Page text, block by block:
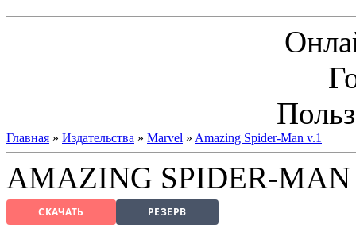
Главная » Издательства » Marvel » Amazing Spider-Man v.1
AMAZING SPIDER-MAN
СКАЧАТЬ РЕЗЕРВ